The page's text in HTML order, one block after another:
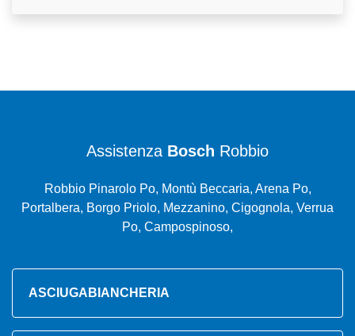
Assistenza Bosch Robbio
Robbio Pinarolo Po, Montù Beccaria, Arena Po,
Portalbera, Borgo Priolo, Mezzanino, Cigognola, Verrua
Po, Campospinoso,
ASCIUGABIANCHERIA